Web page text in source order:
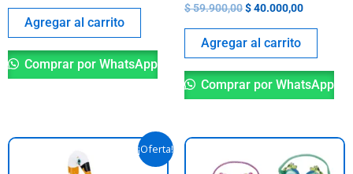
Agregar al carrito
Comprar por WhatsApp
$59.900,00$40.000,00
Agregar al carrito
Comprar por WhatsApp
¡Oferta!
El
precio
original
El
precio
actual
Este
producto